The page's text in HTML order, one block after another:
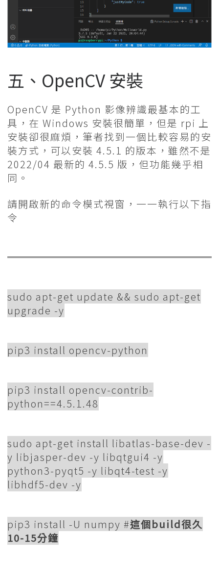
五、OpenCV 安裝
OpenCV 是 Python 影像辨識最基本的工
具，在 Windows 安裝很簡單，但是 rpi 上
安裝卻很麻煩，筆者找到一個比較容易的安
裝方式，可以安裝 4.5.1 的版本，雖然不是
2022/04 最新的 4.5.5 版，但功能幾乎相
同。
請開啟新的命令模式視窗，一一執行以下指
令
sudo apt-get update && sudo apt-get
upgrade -y
pip3 install opencv-python
pip3 install opencv-contrib-
python==4.5.1.48
sudo apt-get install libatlas-base-dev -
y libjasper-dev -y libqtgui4 -y
python3-pyqt5 -y libqt4-test -y
libhdf5-dev -y
pip3 install -U numpy #這個build很久
10-15分鐘